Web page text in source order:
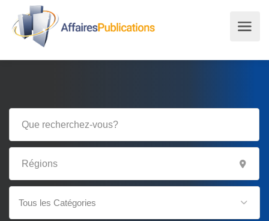
Tous les Catégories